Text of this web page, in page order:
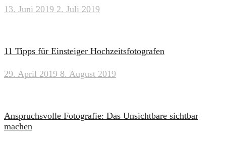
13. Juni 2019 2. Juli 2019
11 Tipps für Einsteiger Hochzeitsfotografen
29. April 2019 8. August 2019
Anspruchsvolle Fotografie: Das Unsichtbare sichtbar
machen